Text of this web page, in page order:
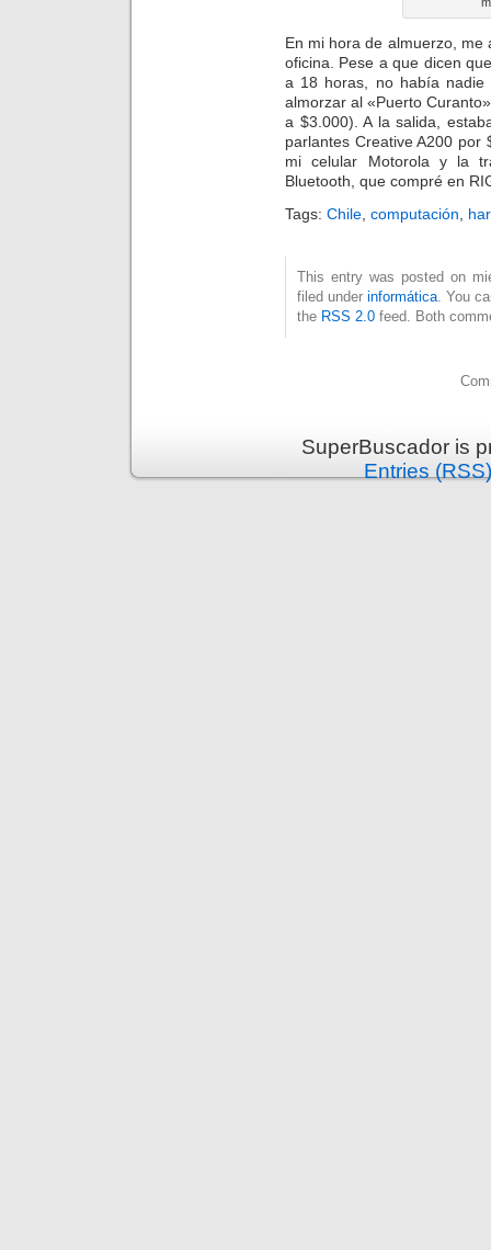
En mi hora de almuerzo,
oficina. Pese a que dicen
a 18 horas, no había
almorzar al «Puerto
a $3.000). A la salida,
parlantes Creative A200
mi celular Motorola y la
Bluetooth, que compré en
Tags: Chile computación
This entry was posted on
filed under informática. You
the RSS 2.0 feed. Both
SuperBuscador is
Entries (RSS)